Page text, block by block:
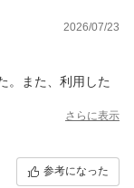
2026/07/23
。また、利用した
さらに表示
参考になった